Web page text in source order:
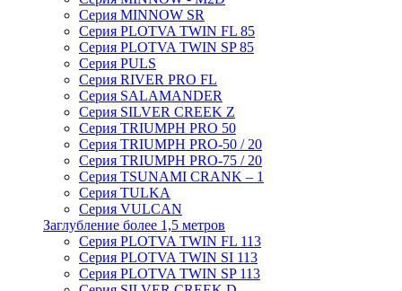
Серия MINNOW SR
Серия PLOTVA TWIN FL 85
Серия PLOTVA TWIN SP 85
Серия PULS
Серия RIVER PRO FL
Серия SALAMANDER
Серия SILVER CREEK Z
Серия TRIUMPH PRO 50
Серия TRIUMPH PRO-50 / 20
Серия TRIUMPH PRO-75 / 20
Серия TSUNAMI CRANK – 1
Серия TULKA
Серия VULCAN
Заглубление более 1,5 метров
Серия PLOTVA TWIN FL 113
Серия PLOTVA TWIN SI 113
Серия PLOTVA TWIN SP 113